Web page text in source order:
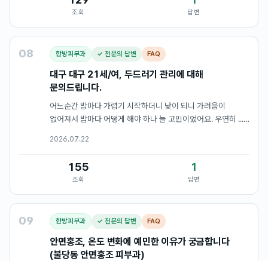
조회 답변
08 한방피부과 ✓ 전문의 답변 FAQ
대구 대구 21세/여, 두드러기 관리에 대해
문의드립니다.
어느순간 밤마다 가렵기 시작하더니 낮이 되니 가려움이
없어져서 밤마다 어떻게 해야 하나 늘 고민이었어요. 우연히 ...
2026.07.22
155
조회
1
답변
09 한방피부과 ✓ 전문의 답변 FAQ
안면홍조, 온도 변화에 예민한 이유가 궁금합니다
(불당동 안면홍조 피부과)